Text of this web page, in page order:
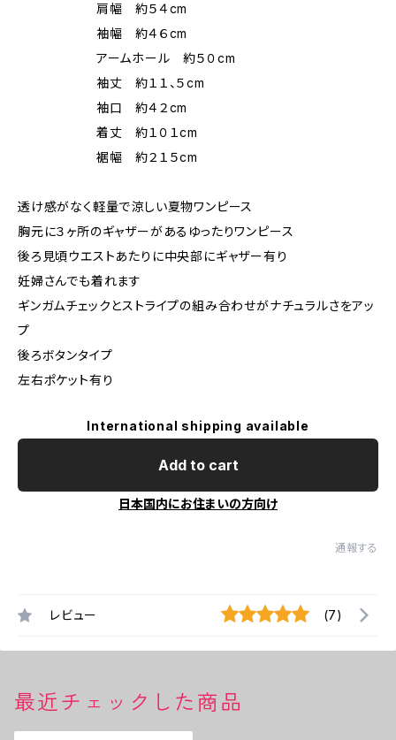
肩幅 約５４cm
袖幅 約４６cm
アームホール 約５０cm
袖丈 約１１、５cm
袖口 約４２cm
着丈 約１０１cm
裾幅 約２１５cm
透け感がなく軽量で涼しい夏物ワンピース
胸元に３ヶ所のギャザーがあるゆったりワンピース
後ろ見頃ウエストあたりに中央部にギャザー有り
妊婦さんでも着れます
ギンガムチェックとストライプの組み合わせがナチュラルさをアッ
プ
後ろボタンタイプ
左右ポケット有り
International shipping available
Add to cart
日本国内にお住まいの方向け
通報する
レビュー (7)
最近チェックした商品